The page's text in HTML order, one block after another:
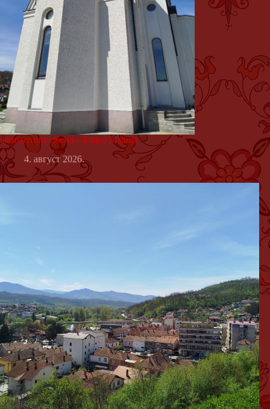
Заштитница жена – Блага Марија
4. август 2026.